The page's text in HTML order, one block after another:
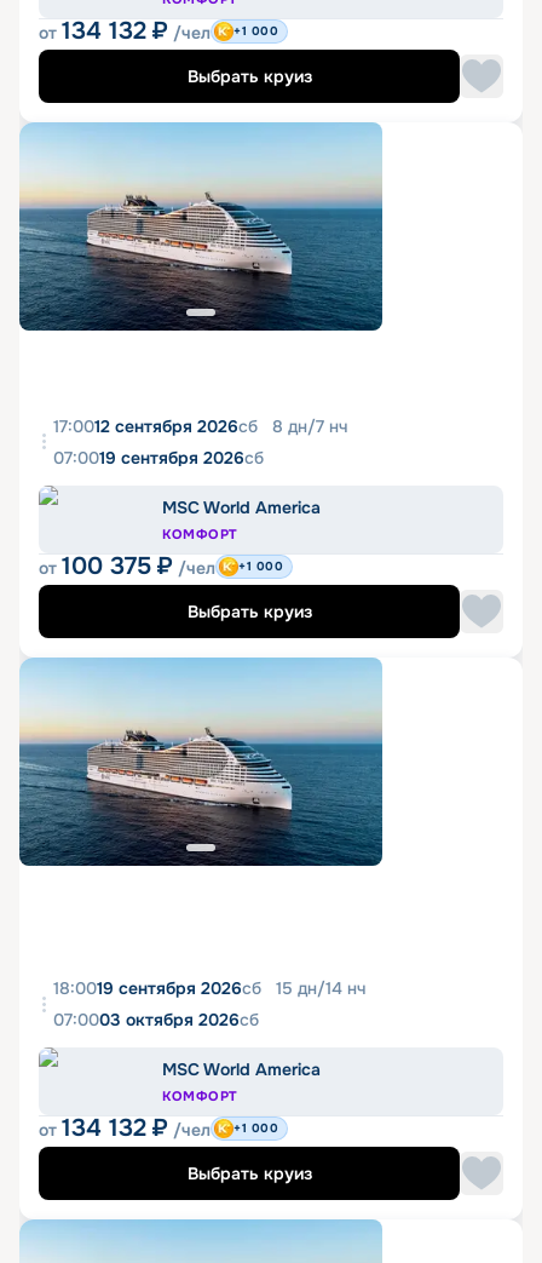
от 134 132 ₽ /чел +1 000
Выбрать круиз
17:0012 сентября 2026сб 8 дн/7 нч
07:0019 сентября 2026сб
MSC World America
КОМФОРТ
от 100 375 ₽ /чел +1 000
Выбрать круиз
18:0019 сентября 2026сб 15 дн/14 нч
07:0003 октября 2026сб
MSC World America
КОМФОРТ
от 134 132 ₽ /чел +1 000
Выбрать круиз